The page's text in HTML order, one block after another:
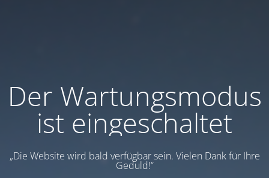
Der Wartungsmodus
ist eingeschaltet
„Die Website wird bald verfügbar sein. Vielen Dank für Ihre
Geduld!“